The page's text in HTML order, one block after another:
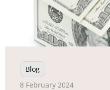
Blog
8 February 2024